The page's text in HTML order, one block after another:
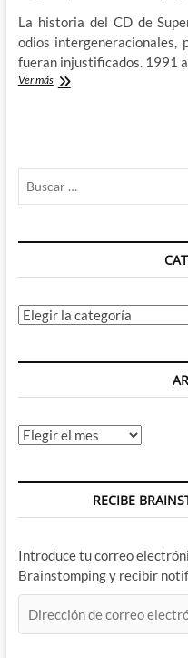
La historia del CD de
odios intergeneracionales,
fueran injustificados. 1991
Ver másLa
consolas
Categorías
Archivos
RECIBE
Introduce tu correo
Brainstomping y recibir
de